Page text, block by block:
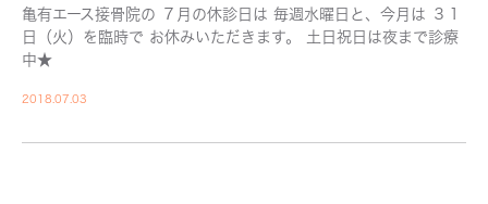
亀有エース接骨院の ７月の休診日は 毎週水曜日と、今月は ３１
日（火）を臨時で お休みいただきます。 土日祝日は夜まで診療
中★
2018.07.03